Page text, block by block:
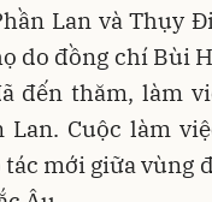
Lan và Thụy
do đồng chí Bùi
đến thăm, làm
Lan. Cuộc làm
mới giữa vùng